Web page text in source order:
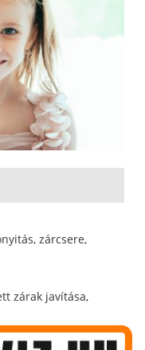
zárcsere,
zárak javítása,